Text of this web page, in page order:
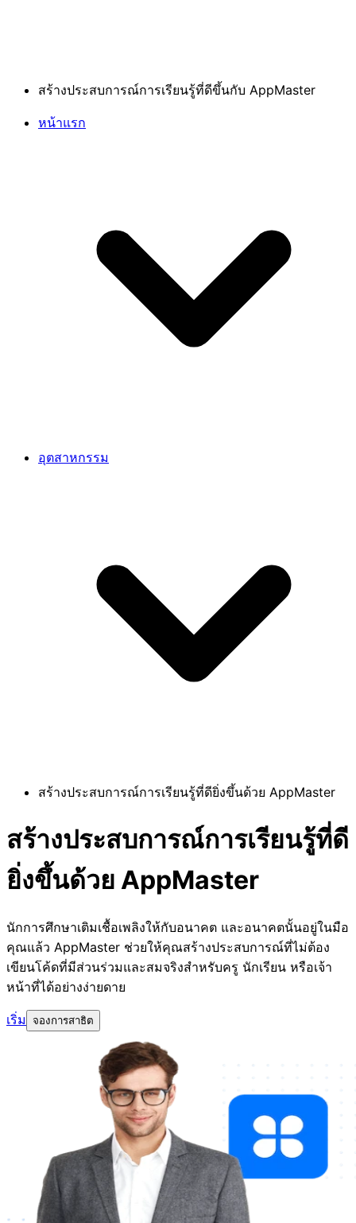
สร้างประสบการณ์การเรียนรู้ที่ดีขึ้นกับ AppMaster
หน้าแรก
อุตสาหกรรม
สร้างประสบการณ์การเรียนรู้ที่ดียิ่งขึ้นด้วย AppMaster
สร้างประสบการณ์การเรียนรู้ที่ดี
ยิ่งขึ้นด้วย AppMaster
นักการศึกษาเติมเชื้อเพลิงให้กับอนาคต และอนาคตนั้นอยู่ในมือ
คุณแล้ว AppMaster ช่วยให้คุณสร้างประสบการณ์ที่ไม่ต้อง
เขียนโค้ดที่มีส่วนร่วมและสมจริงสำหรับครู นักเรียน หรือเจ้า
หน้าที่ได้อย่างง่ายดาย
เริ่ม จองการสาธิต